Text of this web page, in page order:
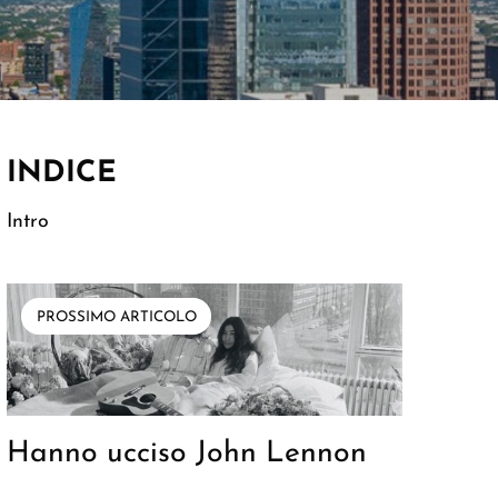
INDICE
Intro
PROSSIMO ARTICOLO
Hanno ucciso John Lennon